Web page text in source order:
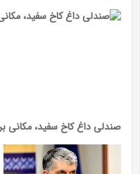
صندلی داغ کاخ سفید، مکانی